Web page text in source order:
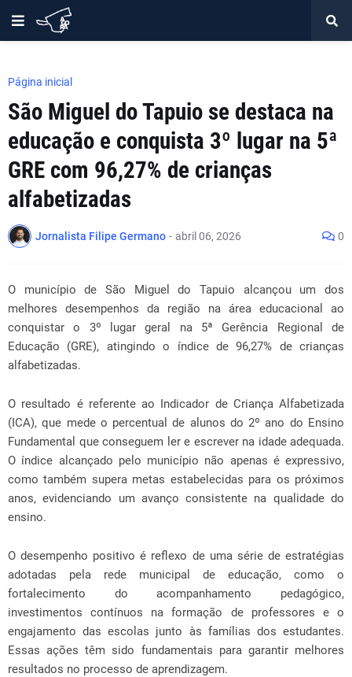
Página inicial
São Miguel do Tapuio se destaca na
educação e conquista 3º lugar na 5ª
GRE com 96,27% de crianças
alfabetizadas
Jornalista Filipe Germano - abril 06, 2026 0
O município de São Miguel do Tapuio alcançou um dos
melhores desempenhos da região na área educacional ao
conquistar o 3º lugar geral na 5ª Gerência Regional de
Educação (GRE), atingindo o índice de 96,27% de crianças
alfabetizadas.
O resultado é referente ao Indicador de Criança Alfabetizada
(ICA), que mede o percentual de alunos do 2º ano do Ensino
Fundamental que conseguem ler e escrever na idade adequada.
O índice alcançado pelo município não apenas é expressivo,
como também supera metas estabelecidas para os próximos
anos, evidenciando um avanço consistente na qualidade do
ensino.
O desempenho positivo é reflexo de uma série de estratégias
adotadas pela rede municipal de educação, como o
fortalecimento do acompanhamento pedagógico,
investimentos contínuos na formação de professores e o
engajamento das escolas junto às famílias dos estudantes.
Essas ações têm sido fundamentais para garantir melhores
resultados no processo de aprendizagem.